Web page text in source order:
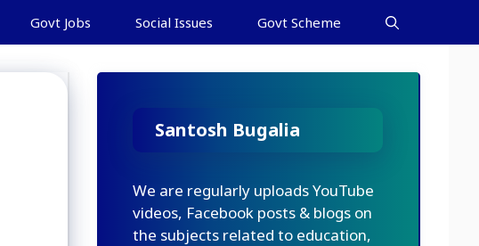
Govt Jobs Social Issues Govt Scheme
Santosh Bugalia
We are regularly uploads YouTube
videos, Facebook posts & blogs on
the subjects related to education,